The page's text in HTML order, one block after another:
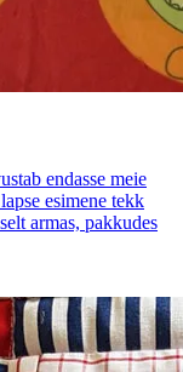
endasse meie
esimene tekk
armas, pakkudes